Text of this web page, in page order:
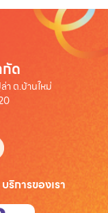
กัด
า ต.บ้านใหม่
บริการของเรา